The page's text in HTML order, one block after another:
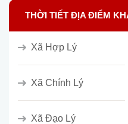
THỜI TIẾT ĐỊA ĐIỂM
Xã Hợp Lý
Xã Chính Lý
Xã Đạo Lý